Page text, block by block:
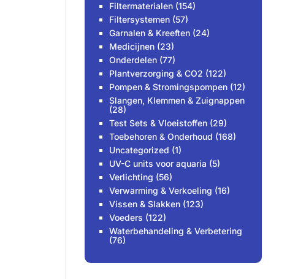
Filtermaterialen (154)
Filtersystemen (57)
Garnalen & Kreeften (24)
Medicijnen (23)
Onderdelen (77)
Plantverzorging & CO2 (122)
Pompen & Stromingspompen (12)
Slangen, Klemmen & Zuignappen
(28)
Test Sets & Vloeistoffen (29)
Toebehoren & Onderhoud (168)
Uncategorized (1)
UV-C units voor aquaria (5)
Verlichting (56)
Verwarming & Verkoeling (16)
Vissen & Slakken (123)
Voeders (122)
Waterbehandeling & Verbetering
(76)